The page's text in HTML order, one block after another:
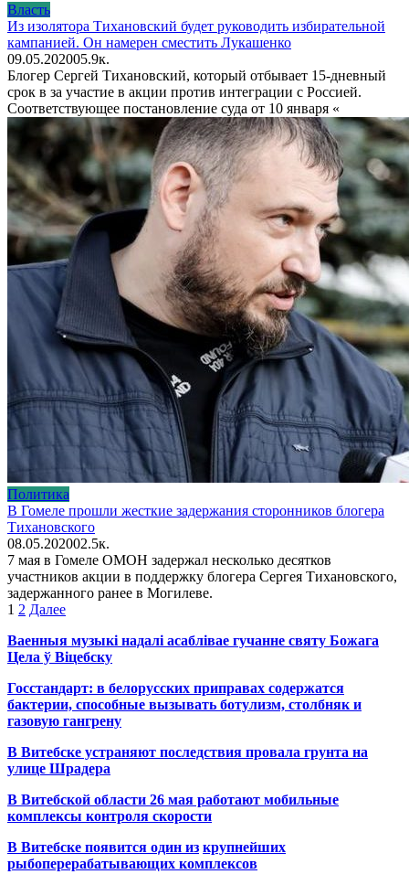
Власть
Из изолятора Тихановский будет руководить избирательной
кампанией. Он намерен сместить Лукашенко
09.05.202005.9к.
Блогер Сергей Тихановский, который отбывает 15-дневный
срок в за участие в акции против интеграции с Россией.
Соответствующее постановление суда от 10 января «
Политика
В Гомеле прошли жесткие задержания сторонников блогера
Тихановского
08.05.202002.5к.
7 мая в Гомеле ОМОН задержал несколько десятков
участников акции в поддержку блогера Сергея Тихановского,
задержанного ранее в Могилеве.
Пагинация
1 2 Далее
Ваенныя музыкі надалі асаблівае гучанне святу Божага
Цела ў Віцебску
Госстандарт: в белорусских приправах содержатся
бактерии, способные вызывать ботулизм, столбняк и
газовую гангрену
В Витебске устраняют последствия провала грунта на
улице Шрадера
В Витебской области 26 мая работают мобильные
комплексы контроля скорости
В Витебске появится один из крупнейших
рыбоперерабатывающих комплексов